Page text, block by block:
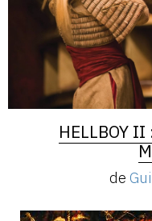
HELLBOY II
de